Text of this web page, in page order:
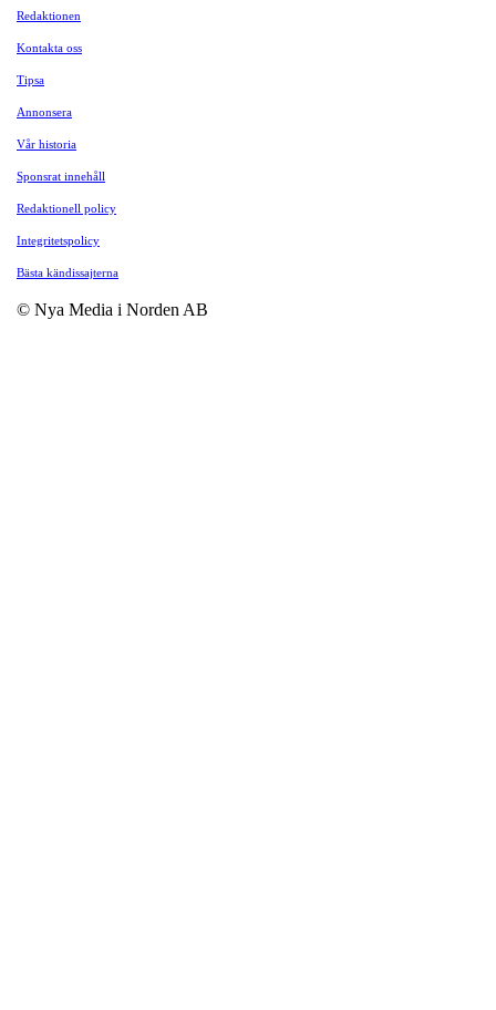
Redaktionen
Kontakta oss
Tipsa
Annonsera
Vår historia
Sponsrat innehåll
Redaktionell policy
Integritetspolicy
Bästa kändissajterna
© Nya Media i Norden AB